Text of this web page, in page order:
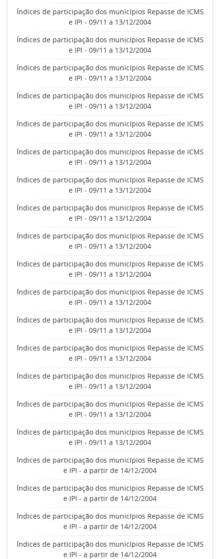
Índices de participação dos municípios Repasse de ICMS
e IPI - 09/11 a 13/12/2004
Índices de participação dos municípios Repasse de ICMS
e IPI - 09/11 a 13/12/2004
Índices de participação dos municípios Repasse de ICMS
e IPI - 09/11 a 13/12/2004
Índices de participação dos municípios Repasse de ICMS
e IPI - 09/11 a 13/12/2004
Índices de participação dos municípios Repasse de ICMS
e IPI - 09/11 a 13/12/2004
Índices de participação dos municípios Repasse de ICMS
e IPI - 09/11 a 13/12/2004
Índices de participação dos municípios Repasse de ICMS
e IPI - 09/11 a 13/12/2004
Índices de participação dos municípios Repasse de ICMS
e IPI - 09/11 a 13/12/2004
Índices de participação dos municípios Repasse de ICMS
e IPI - 09/11 a 13/12/2004
Índices de participação dos municípios Repasse de ICMS
e IPI - 09/11 a 13/12/2004
Índices de participação dos municípios Repasse de ICMS
e IPI - 09/11 a 13/12/2004
Índices de participação dos municípios Repasse de ICMS
e IPI - 09/11 a 13/12/2004
Índices de participação dos municípios Repasse de ICMS
e IPI - 09/11 a 13/12/2004
Índices de participação dos municípios Repasse de ICMS
e IPI - 09/11 a 13/12/2004
Índices de participação dos municípios Repasse de ICMS
e IPI - 09/11 a 13/12/2004
Índices de participação dos municípios Repasse de ICMS
e IPI - 09/11 a 13/12/2004
Índices de participação dos municípios Repasse de ICMS
e IPI - a partir de 14/12/2004
Índices de participação dos municípios Repasse de ICMS
e IPI - a partir de 14/12/2004
Índices de participação dos municípios Repasse de ICMS
e IPI - a partir de 14/12/2004
Índices de participação dos municípios Repasse de ICMS
e IPI - a partir de 14/12/2004